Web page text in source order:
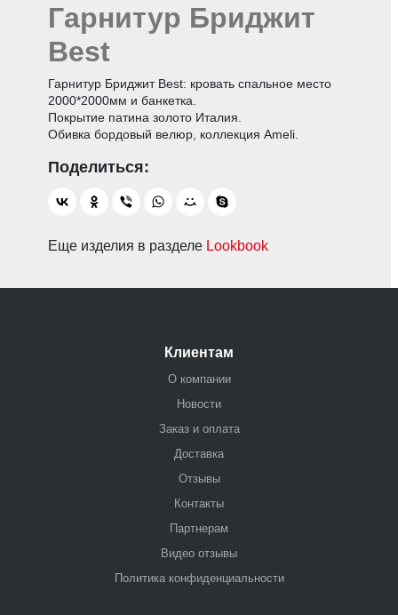
Гарнитур Бриджит
Best
Гарнитур Бриджит Best: кровать спальное место
2000*2000мм и банкетка.
Покрытие патина золото Италия.
Обивка бордовый велюр, коллекция Ameli.
Еще изделия в разделе Lookbook
Клиентам
О компании
Новости
Заказ и оплата
Доставка
Отзывы
Контакты
Партнерам
Видео отзывы
Политика конфиденциальности